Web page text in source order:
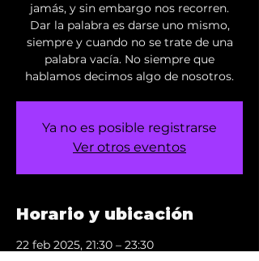
jamás, y sin embargo nos recorren.
Dar la palabra es darse uno mismo,
siempre y cuando no se trate de una
palabra vacía. No siempre que
hablamos decimos algo de nosotros.
Ya no es posible registrarse
Ver otros eventos
Horario y ubicación
22 feb 2025, 21:30 – 23:30